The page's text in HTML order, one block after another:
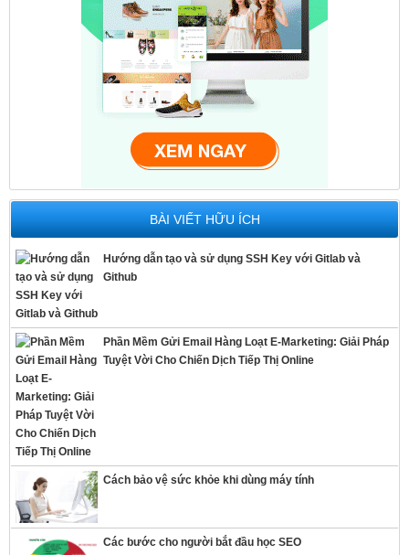
BÀI VIẾT HỮU ÍCH
Hướng dẫn tạo và sử dụng SSH Key với Gitlab và
Github
Phần Mềm Gửi Email Hàng Loạt E-Marketing: Giải Pháp
Tuyệt Vời Cho Chiến Dịch Tiếp Thị Online
Cách bảo vệ sức khỏe khi dùng máy tính
Các bước cho người bắt đầu học SEO